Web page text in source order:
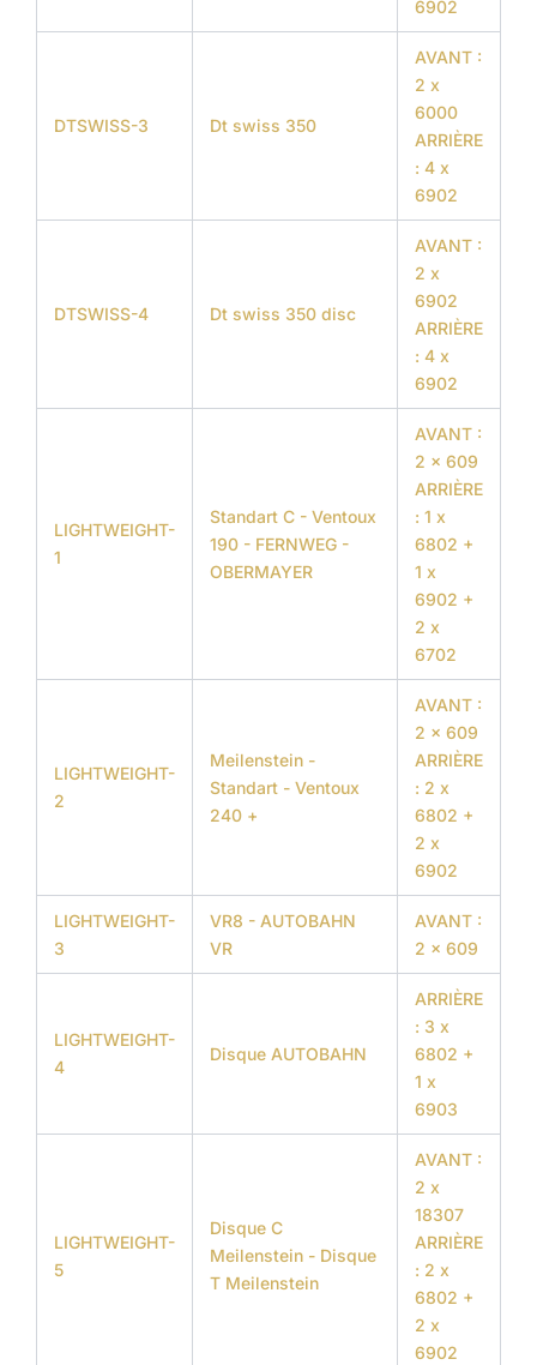
6902
DTSWISS-3 Dt swiss 350
AVANT :
2 x
6000
ARRIÈRE
: 4 x
6902
DTSWISS-4 Dt swiss 350 disc
AVANT :
2 x
6902
ARRIÈRE
: 4 x
6902
LIGHTWEIGHT-
1
Standart C - Ventoux
190 - FERNWEG -
OBERMAYER
AVANT :
2 x 609
ARRIÈRE
: 1 x
6802 +
1 x
6902 +
2 x
6702
LIGHTWEIGHT-
2
Meilenstein -
Standart - Ventoux
240 +
AVANT :
2 x 609
ARRIÈRE
: 2 x
6802 +
2 x
6902
LIGHTWEIGHT-
3
VR8 - AUTOBAHN
VR
AVANT :
2 x 609
LIGHTWEIGHT-
4
Disque AUTOBAHN
ARRIÈRE
: 3 x
6802 +
1 x
6903
LIGHTWEIGHT-
5
Disque C
Meilenstein - Disque
T Meilenstein
AVANT :
2 x
18307
ARRIÈRE
: 2 x
6802 +
2 x
6902